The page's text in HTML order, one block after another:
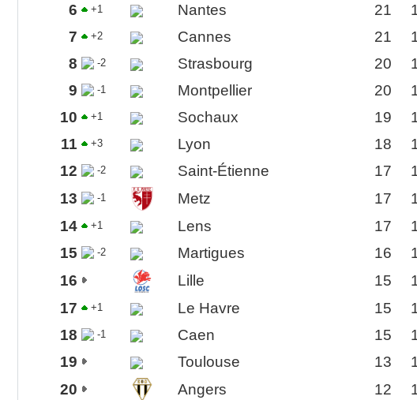
6
+1 Nantes 21
7
+2 Cannes 21
8
-2 Strasbourg 20
9
-1 Montpellier 20
10
+1 Sochaux 19
11
+3 Lyon 18
12
-2 Saint-Étienne 17
13
-1 Metz 17
14
+1 Lens 17
15
-2 Martigues 16
16
Lille 15
17
+1 Le Havre 15
18
-1 Caen 15
19
Toulouse 13
20
Angers 12